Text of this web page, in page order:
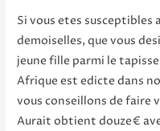
Si vous etes susceptibles
demoiselles, que vous
jeune fille parmi le
Afrique est edicte dans
vous conseillons de faire
Aurait obtient douze€